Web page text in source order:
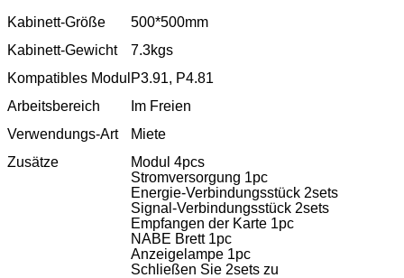
Kabinett-Größe
500*500mm
Kabinett-Gewicht
7.3kgs
Kompatibles Modul P3.91, P4.81
Arbeitsbereich
Im Freien
Verwendungs-Art
Miete
Zusätze
Modul 4pcs
Stromversorgung 1pc
Energie-Verbindungsstück 2sets
Signal-Verbindungsstück 2sets
Empfangen der Karte 1pc
NABE Brett 1pc
Anzeigelampe 1pc
Schließen Sie 2sets zu